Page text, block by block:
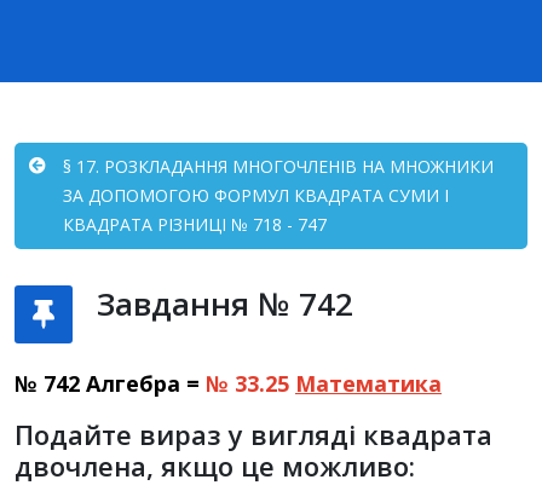
§ 17. РОЗКЛАДАННЯ МНОГОЧЛЕНІВ НА МНОЖНИКИ
ЗА ДОПОМОГОЮ ФОРМУЛ КВАДРАТА СУМИ І
КВАДРАТА РІЗНИЦІ № 718 - 747
Завдання № 742
№ 742 Алгебра = № 33.25 Математика
Подайте вираз у вигляді квадрата
двочлена, якщо це можливо: